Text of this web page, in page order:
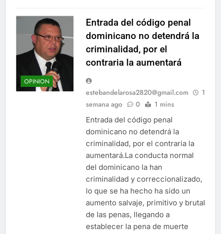
OPINION
Entrada del código penal
dominicano no detendrá la
criminalidad, por el
contraria la aumentará
estebandelarosa2820@gmail.com
1
semana ago
0 1 mins
Entrada del código penal
dominicano no detendrá la
criminalidad, por el contraria la
aumentará.La conducta normal
del dominicano la han
criminalidad y correccionalizado,
lo que se ha hecho ha sido un
aumento salvaje, primitivo y brutal
de las penas, llegando a
establecer la pena de muerte